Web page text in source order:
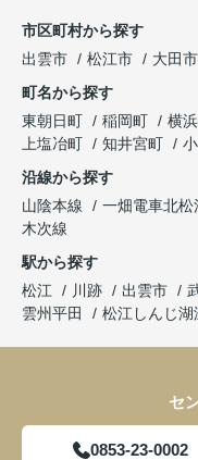
市区町村から探す
出雲市
松江市 大田市
町名から探す
東朝日町
稲岡町 横
上塩冶町
知井宮町
沿線から探す
山陰本線
一畑電車北松
木次線
駅から探す
松江
川跡 出雲市
雲州平田
松江しんじ湖
セ
0853-23-0002